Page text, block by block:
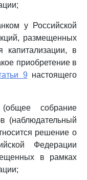
у Российской
размещенных
в
приобретение в
9 настоящего
собрание
(наблюдательный
решение о
Федерации
в рамках